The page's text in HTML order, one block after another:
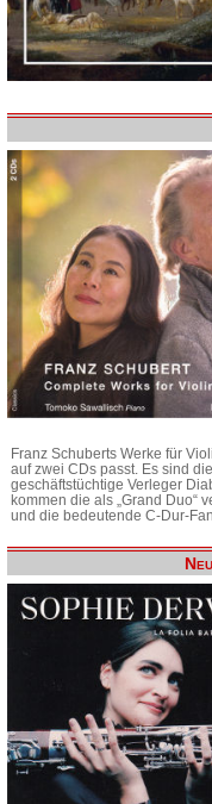
Franz Schuberts Werke für
auf zwei CDs passt. Es sind
geschäftstüchtige Verleger
kommen die als „Grand Duo“
und die bedeutende C-Dur-